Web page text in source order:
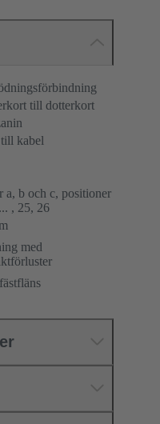
till dotterkort
kabel
a, b och c, positioner
, 25, 26
med